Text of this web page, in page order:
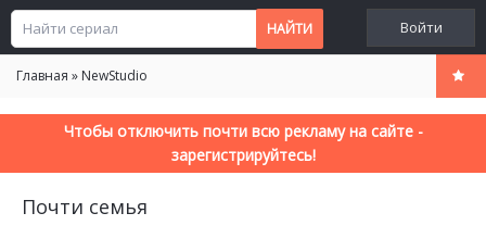
Войти
Главная » NewStudio
Чтобы отключить почти всю рекламу на сайте -
зарегистрируйтесь!
Почти семья